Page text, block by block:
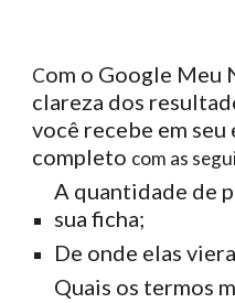
Com o Google Meu
clareza dos
você recebe em
completo com as
A quantidade de
sua ficha;
De onde elas
Quais os termos